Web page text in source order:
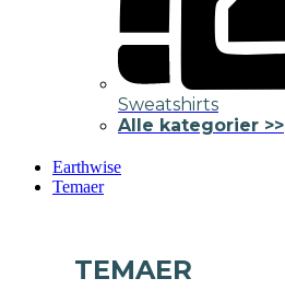
Sweatshirts
Alle kategorier >>
Earthwise
Temaer
TEMAER